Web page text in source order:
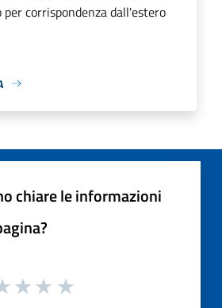
corrispondenza dall'estero
chiare le informazioni